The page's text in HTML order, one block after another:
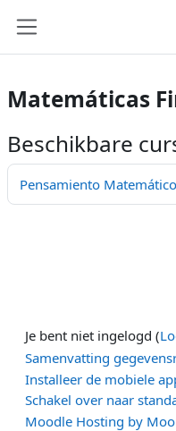
Matemáticas
Beschikbare
Pensamiento
Je bent niet ingelogd (
Samenvatting
Installeer de mobiele
Schakel over naar
Moodle Hosting by